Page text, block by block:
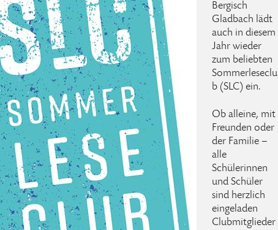
Bergisch
Gladbach lädt
auch in diesem
Jahr wieder
zum beliebten
Sommerleseclu
b (SLC) ein.
Ob alleine, mit
Freunden oder
der Familie –
alle
Schülerinnen
und Schüler
sind herzlich
eingeladen
Clubmitglieder